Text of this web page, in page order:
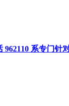
系专门针